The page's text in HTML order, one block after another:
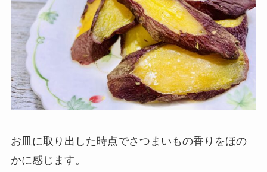
お皿に取り出した時点でさつまいもの香りをほの
かに感じます。